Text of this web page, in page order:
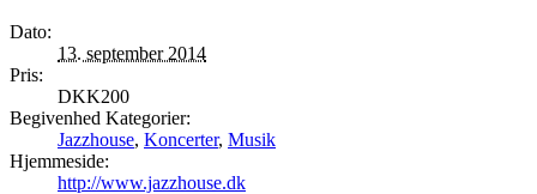
Dato:
13. september 2014
Pris:
DKK200
Begivenhed Kategorier:
Jazzhouse, Koncerter, Musik
Hjemmeside:
http://www.jazzhouse.dk